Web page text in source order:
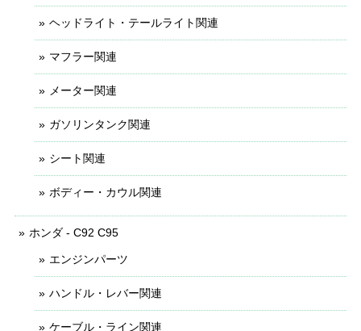
ヘッドライト・テールライト関連
マフラー関連
メーター関連
ガソリンタンク関連
シート関連
ボディー・カウル関連
ホンダ - C92 C95
エンジンパーツ
ハンドル・レバー関連
ケーブル・ライン関連